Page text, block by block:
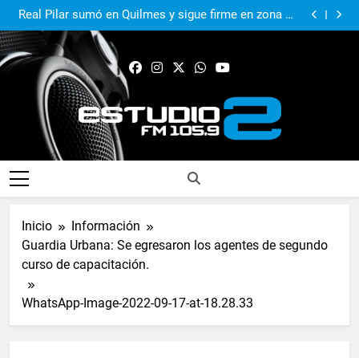
e identidad
Real Pilar sumó en Quilmes y sigue firme en zona de
Reducido
Murió Jorge Messi, el papá del 10 de la selección
El Municipio acompañó al Centro Papa Francisco en
El Municipio sigue apoyando los espacios de cultura
Real Pilar sumó en Quilmes y sigue firme en zona de
Murió Jorge Messi, el papá del 10 de la selección
argentina
FM Estudio 2
Inicio
Información
Guardia Urbana: Se egresaron los agentes de segundo
curso de capacitación.
WhatsApp-Image-2022-09-17-at-18.28.33